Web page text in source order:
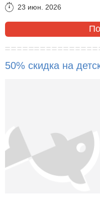
23 июн. 2026
50% скидка на